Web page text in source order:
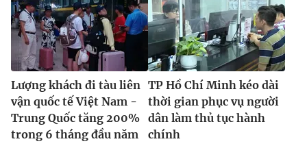
Lượng khách đi tàu liên
vận quốc tế Việt Nam -
Trung Quốc tăng 200%
trong 6 tháng đầu năm
TP Hồ Chí Minh kéo dài
thời gian phục vụ người
dân làm thủ tục hành
chính